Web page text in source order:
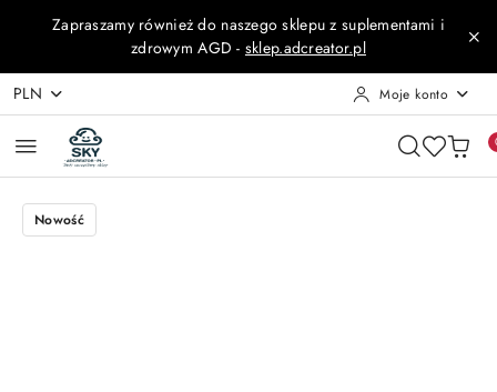
Przejdź do treści głównej
Przejdź do wyszukiwarki
Przejdź do moje konto
Przejdź do menu głównego
Przejdź do opisu produktu
Przejdź do stopki
Zapraszamy również do naszego sklepu z suplementami i
zdrowym AGD - sklep.adcreator.pl
PLN Moje konto
Nowość